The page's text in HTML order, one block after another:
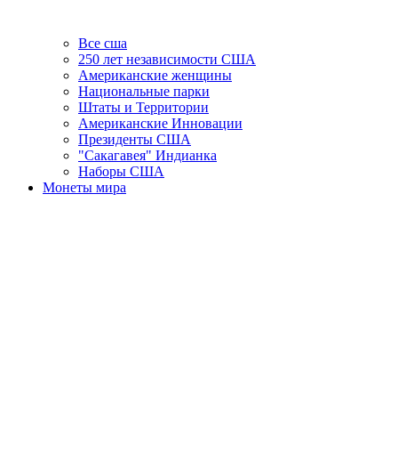
Все сша
250 лет независимости США
Американские женщины
Национальные парки
Штаты и Территории
Американские Инновации
Президенты США
"Сакагавея" Индианка
Наборы США
Монеты мира